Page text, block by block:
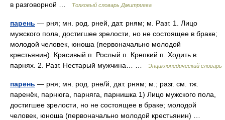
в разговорной …
Толковый словарь Дмитриева
парень — рня; мн. род. рней, дат. рням; м. Разг. 1. Лицо
мужского пола, достигшее зрелости, но не состоящее в браке;
молодой человек, юноша (первоначально молодой
крестьянин). Красивый п. Рослый п. Крепкий п. Ходить в
парнях. 2. Разг. Нестарый мужчина… …
Энциклопедический словарь
парень — рня; мн. род. рне/й, дат. рням; м.; разг. см. тж.
паренёк, парнюга, парняга, парнишка 1) Лицо мужского пола,
достигшее зрелости, но не состоящее в браке; молодой
человек, юноша (первоначально молодой крестьянин) …